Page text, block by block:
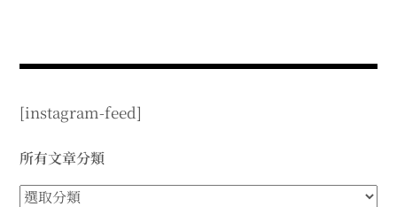
[instagram-feed]
所有文章分類
所